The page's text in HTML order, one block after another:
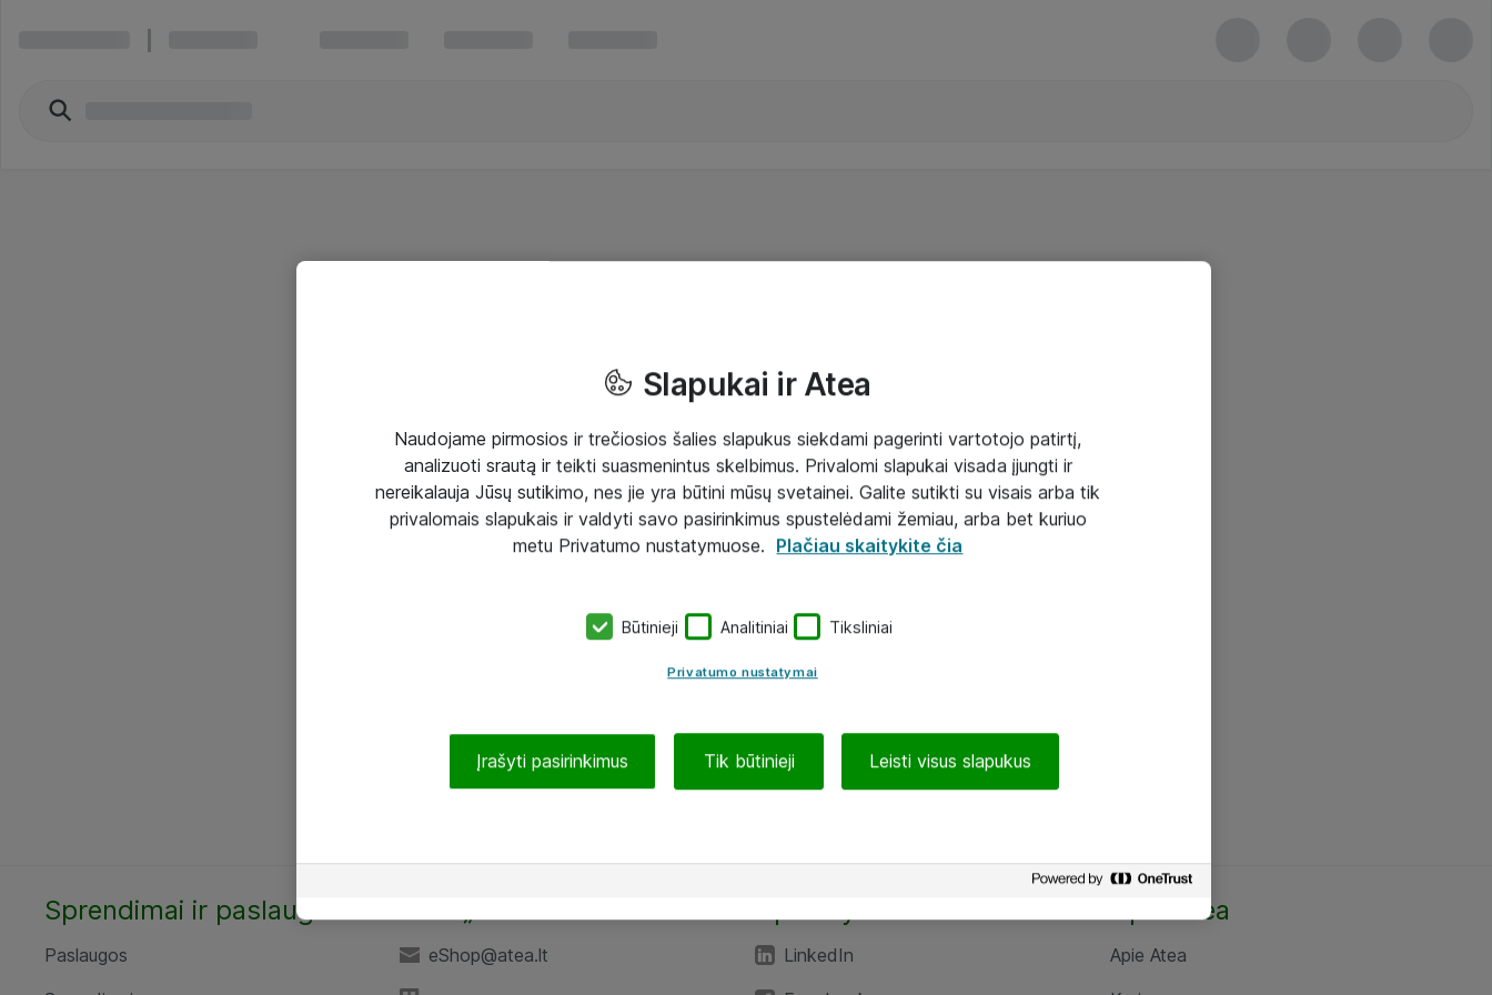
Sprendimai ir paslaugos
Paslaugos
eShop@atea.lt
LinkedIn
Apie Atea
Apie Atea
Slapukai ir Atea
Naudojame pirmosios ir trečiosios šalies slapukus siekdami pagerinti vartotojo patirtį,
analizuoti srautą ir teikti suasmenintus skelbimus. Privalomi slapukai visada įjungti ir
nereikalauja Jūsų sutikimo, nes jie yra būtini mūsų svetainei. Galite sutikti su visais arba tik
privalomais slapukais ir valdyti savo pasirinkimus spustelėdami žemiau, arba bet kuriuo
metu Privatumo nustatymuose. Plačiau skaitykite čia
Būtinieji Analitiniai Tiksliniai
Privatumo nustatymai
Įrašyti pasirinkimus Tik būtinieji Leisti visus slapukus